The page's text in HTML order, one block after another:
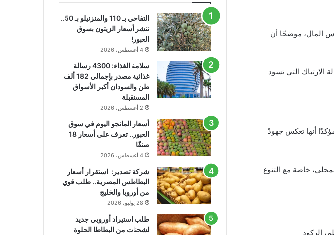
المال، موضحًا أن
التي تسود
أنها تعكس جهودًا
خاصة مع التنوع
التفاحي بـ 110 والمنزنيلو بـ 50..
ننشر أسعار الزيتون بسوق
العبور!
4 أغسطس، 2026
سلامة الغذاء: 4300 رسالة
غذائية مصدر بإجمالي 182 ألف
طن والسودان أكبر الأسواق
المستقبلة
2 أغسطس، 2026
أسعار المانجو اليوم في سوق
العبور.. تعرف على أسعار 18
صنفًا
4 أغسطس، 2026
شركة تصدير: استقرار أسعار
البطاطس المصرية.. طلب قوي
من أوروبا والخليج
28 يوليو، 2026
طلب استيراد أوروبي جديد
لشحنات من البطاطا الحلوة